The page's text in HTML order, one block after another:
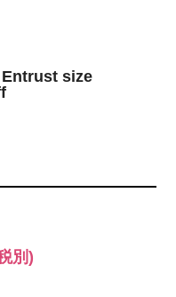
Entrust size
別)